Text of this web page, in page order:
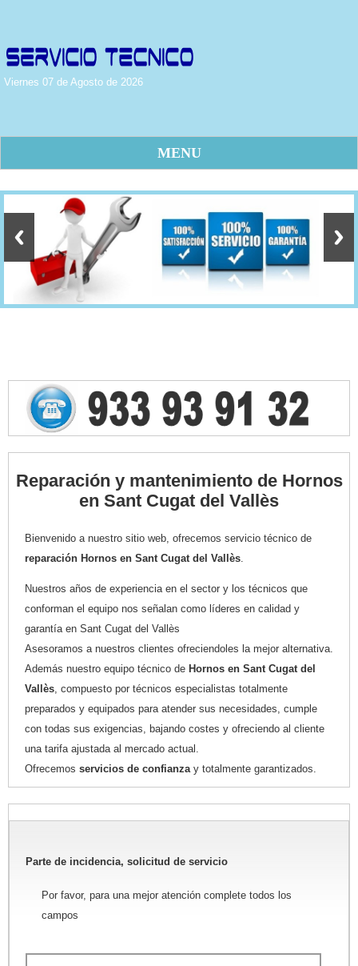
Viernes 07 de Agosto de 2026
MENU
Reparación y mantenimiento de Hornos
en Sant Cugat del Vallès
Bienvenido a nuestro sitio web, ofrecemos servicio técnico de
reparación Hornos en Sant Cugat del Vallès.
Nuestros años de experiencia en el sector y los técnicos que
conforman el equipo nos señalan como líderes en calidad y
garantía en Sant Cugat del Vallès
Asesoramos a nuestros clientes ofreciendoles la mejor alternativa.
Además nuestro equipo técnico de Hornos en Sant Cugat del
Vallès, compuesto por técnicos especialistas totalmente
preparados y equipados para atender sus necesidades, cumple
con todas sus exigencias, bajando costes y ofreciendo al cliente
una tarifa ajustada al mercado actual.
Ofrecemos servicios de confianzay totalmente garantizados.
Parte de incidencia, solicitud de servicio
Por favor, para una mejor atención complete todos los
campos